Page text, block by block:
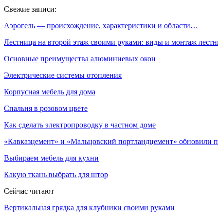
Свежие записи:
Аэрогель — происхождение, характеристики и области…
Лестница на второй этаж своими руками: виды и монтаж
Основные преимущества алюминиевых окон
Электрические системы отопления
Корпусная мебель для дома
Спальня в розовом цвете
Как сделать электропроводку в частном доме
«Кавказцемент» и «Мальцовский портландцемент» обновили
Выбираем мебель для кухни
Какую ткань выбрать для штор
Сейчас читают
Вертикальная грядка для клубники своими руками